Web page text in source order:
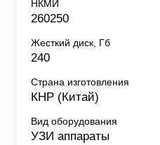
НКМИ
260250
Жесткий диск, Гб
240
Страна изготовления
КНР (Китай)
Вид оборудования
УЗИ аппараты